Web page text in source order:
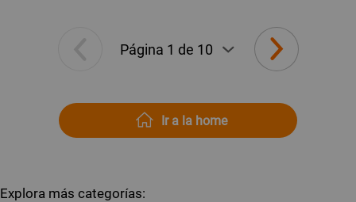
Ir a la home
Explora más categorías: